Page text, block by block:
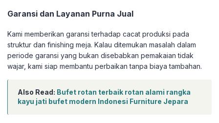
Garansi dan Layanan Purna Jual
Kami memberikan garansi terhadap cacat produksi pada
struktur dan finishing meja. Kalau ditemukan masalah dalam
periode garansi yang bukan disebabkan pemakaian tidak
wajar, kami siap membantu perbaikan tanpa biaya tambahan.
Also Read: Bufet rotan terbaik rotan alami rangka
kayu jati bufet modern Indonesi Furniture Jepara